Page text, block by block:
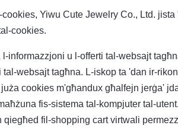
cookies, Yiwu Cute Jewelry Co., Ltd.
cookies.
l-informazzjoni u l-offerti tal-websajt
tal-websajt tagħna. L-iskop ta 'dan ir-
juża cookies m'għandux għalfejn jerġa'
fis-sistema tal-kompjuter tal-
qiegħed fil-shopping cart virtwali